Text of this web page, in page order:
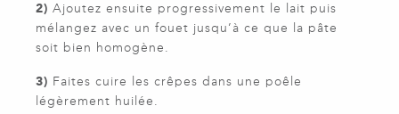
2) Ajoutez ensuite progressivement le lait puis
mélangez avec un fouet jusqu’à ce que la pâte
soit bien homogène.
3) Faites cuire les crêpes dans une poêle
légèrement huilée.